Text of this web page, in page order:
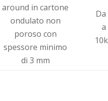
around in cartone
ondulato non
poroso con
spessore minimo
di 3 mm
Da
a